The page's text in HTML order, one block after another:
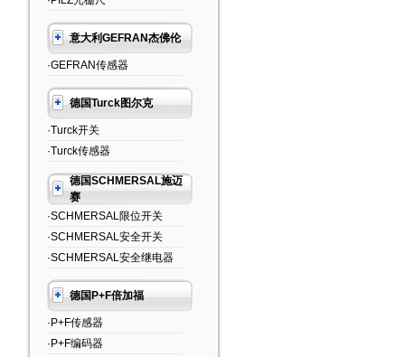
意大利GEFRAN杰佛伦
·GEFRAN传感器
德国Turck图尔克
·Turck开关
·Turck传感器
德国SCHMERSAL施迈
赛
·SCHMERSAL限位开关
·SCHMERSAL安全开关
·SCHMERSAL安全继电器
德国P+F倍加福
·P+F传感器
·P+F编码器